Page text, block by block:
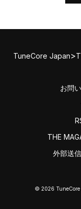
TuneCore Japan>
お問
THE
外部送
© 2026 TuneCore